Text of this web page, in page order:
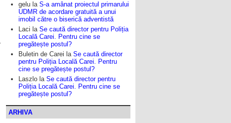
gelu la S-a amânat proiectul primarului
UDMR de acordare gratuită a unui
imobil către o biserică adventistă
Laci la Se caută director pentru Poliția
Locală Carei. Pentru cine se
pregătește postul?
Buletin de Carei la Se caută director
pentru Poliția Locală Carei. Pentru
cine se pregătește postul?
Laszlo la Se caută director pentru
Poliția Locală Carei. Pentru cine se
pregătește postul?
ARHIVA